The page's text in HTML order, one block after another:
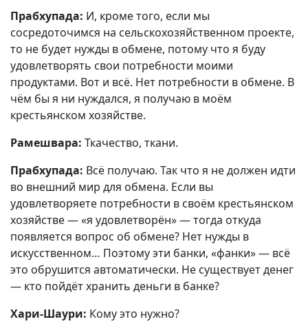
Прабхупада: И, кроме того, если мы
сосредоточимся на сельскохозяйственном проекте,
то не будет нужды в обмене, потому что я буду
удовлетворять свои потребности моими
продуктами. Вот и всё. Нет потребности в обмене. В
чём бы я ни нуждался, я получаю в моём
крестьянском хозяйстве.
Рамешвара: Ткачество, ткани.
Прабхупада: Всё получаю. Так что я не должен идти
во внешний мир для обмена. Если вы
удовлетворяете потребности в своём крестьянском
хозяйстве — «я удовлетворён» — тогда откуда
появляется вопрос об обмене? Нет нужды в
искусственном… Поэтому эти банки, «фанки» — всё
это обрушится автоматически. Не существует денег
— кто пойдёт хранить деньги в банке?
Хари-Шаури: Кому это нужно?